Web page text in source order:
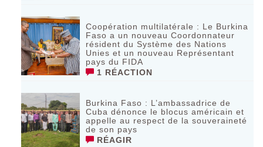
Coopération multilatérale : Le Burkina
Faso a un nouveau Coordonnateur
résident du Système des Nations
Unies et un nouveau Représentant
pays du FIDA
1 RÉACTION
Burkina Faso : L’ambassadrice de
Cuba dénonce le blocus américain et
appelle au respect de la souveraineté
de son pays
RÉAGIR